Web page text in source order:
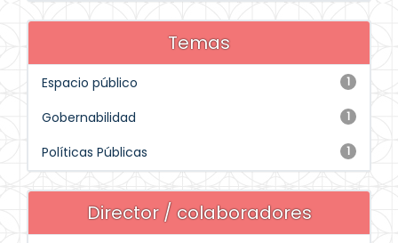
Temas
1
Espacio público
1
Gobernabilidad
1
Políticas Públicas
Director / colaboradores